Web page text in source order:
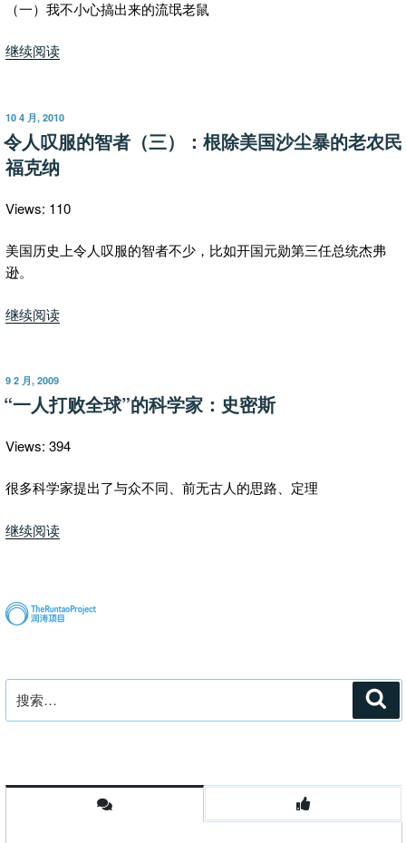
尔
的
（一）我不小心搞出来的流氓老鼠
继续阅读“流
基
因
控
制
的，
打
打
当
别
论”
发
布
于
10 4 月, 2010
令人叹服的智者（三）：根除美国沙尘暴的老农民
福克纳
Views: 110
美国历史上令人叹服的智者不少，比如开国元勋第三任总统杰弗
逊。
继续阅读“令
的
者
根
美
暴
农
福
发
布
9 2 月, 2009
“一人打败全球”的科学家：史密斯
Views: 394
很多科学家提出了与众不同、前无古人的思路、定理
继续阅读““一
全
科
家：
斯”
索：